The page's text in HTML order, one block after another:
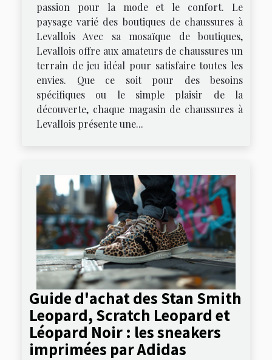
passion pour la mode et le confort. Le
paysage varié des boutiques de chaussures à
Levallois Avec sa mosaïque de boutiques,
Levallois offre aux amateurs de chaussures un
terrain de jeu idéal pour satisfaire toutes les
envies. Que ce soit pour des besoins
spécifiques ou le simple plaisir de la
découverte, chaque magasin de chaussures à
Levallois présente une...
Guide d'achat des Stan Smith
Leopard, Scratch Leopard et
Léopard Noir : les sneakers
imprimées par Adidas